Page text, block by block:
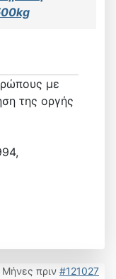
με
της οργής
Μήνες πριν #121027